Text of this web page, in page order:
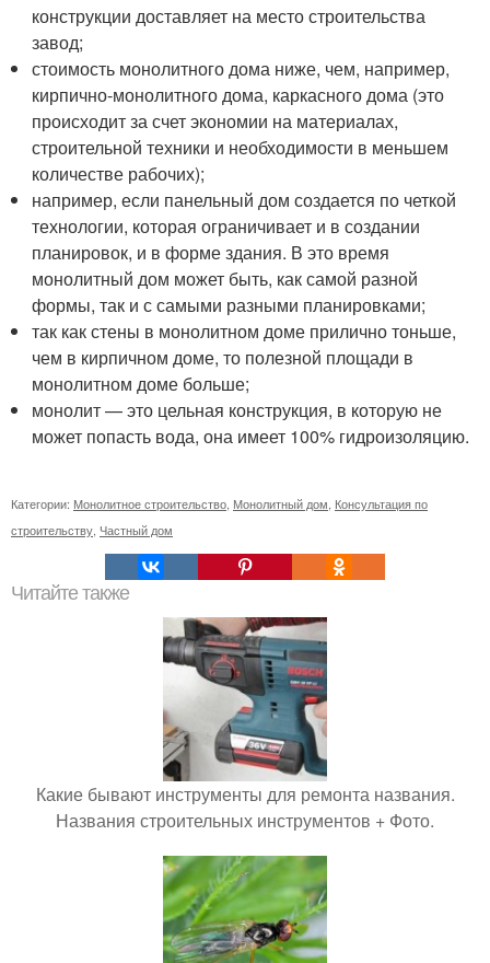
конструкции доставляет на место строительства
завод;
стоимость монолитного дома ниже, чем, например,
кирпично-монолитного дома, каркасного дома (это
происходит за счет экономии на материалах,
строительной техники и необходимости в меньшем
количестве рабочих);
например, если панельный дом создается по четкой
технологии, которая ограничивает и в создании
планировок, и в форме здания. В это время
монолитный дом может быть, как самой разной
формы, так и с самыми разными планировками;
так как стены в монолитном доме прилично тоньше,
чем в кирпичном доме, то полезной площади в
монолитном доме больше;
монолит — это цельная конструкция, в которую не
может попасть вода, она имеет 100% гидроизоляцию.
Категории: Монолитное строительство Монолитный дом Консультация по
строительству Частный дом
Читайте также
Какие бывают инструменты для ремонта названия.
Названия строительных инструментов + Фото.